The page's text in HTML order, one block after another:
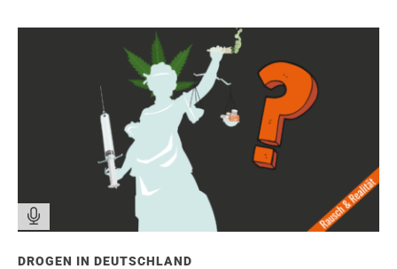
DROGEN IN DEUTSCHLAND